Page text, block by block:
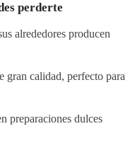
perderte
alrededores producen
gran calidad, perfecto para
preparaciones dulces